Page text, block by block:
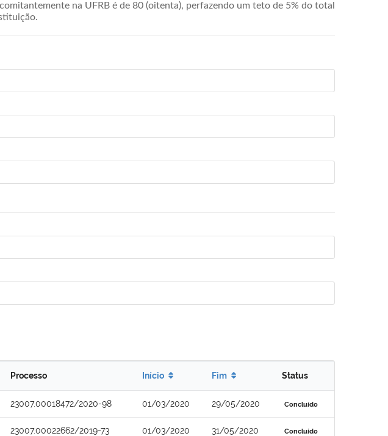
na UFRB é de 80 (oitenta), perfazendo um teto de 5% do total
Processo Início Fim Status
23007.00018472/2020-98 01/03/2020 29/05/2020 Concluído
23007.00022662/2019-73 01/03/2020 31/05/2020 Concluído